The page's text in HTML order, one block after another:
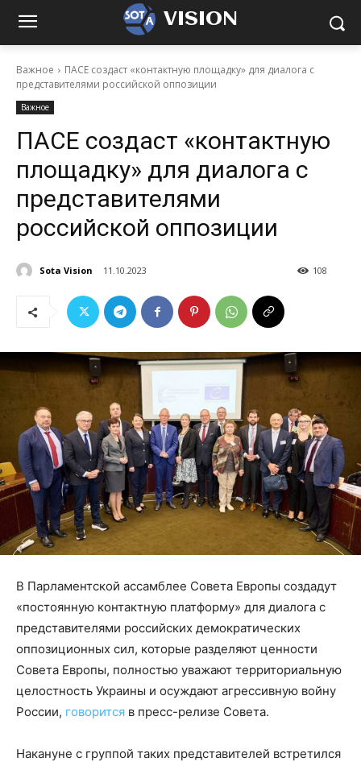
VISION
Важное
ПАСЕ создаст «контактную площадку» для диалога с
представителями российской оппозиции
Важное
ПАСЕ создаст «контактную
площадку» для диалога с
представителями
российской оппозиции
Sota Vision 11.10.2023 108
В Парламентской ассамблее Совета Европы создадут
«постоянную контактную платформу» для диалога с
представителями российских демократических
оппозиционных сил, которые разделяют ценности
Совета Европы, полностью уважают территориальную
целостность Украины и осуждают агрессивную войну
России, говорится в пресс-релизе Совета.
Накануне с группой таких представителей встретился